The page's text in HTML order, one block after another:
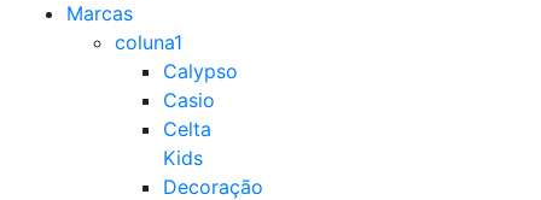
Marcas
coluna1
Calypso
Casio
Celta
Kids
Decoração